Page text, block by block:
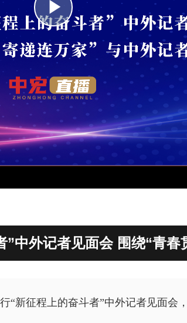
”中外记者见面会 围绕“青
“新征程上的奋斗者”中外记者见面